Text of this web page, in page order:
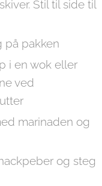
Stil til side til
på pakken
i en wok eller
ved
marinaden og
og steg